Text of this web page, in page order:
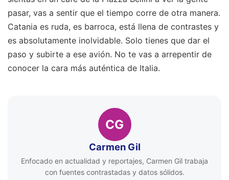
pasar, vas a sentir que el tiempo corre de otra manera.
Catania es ruda, es barroca, está llena de contrastes y
es absolutamente inolvidable. Solo tienes que dar el
paso y subirte a ese avión. No te vas a arrepentir de
conocer la cara más auténtica de Italia.
CG
Carmen Gil
Enfocado en actualidad y reportajes, Carmen Gil trabaja
con fuentes contrastadas y datos sólidos.